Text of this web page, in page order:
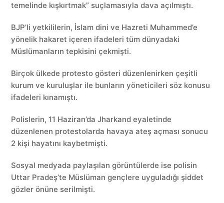
temelinde kışkırtmak” suçlamasıyla dava açılmıştı.
BJP’li yetkililerin, İslam dini ve Hazreti Muhammed’e
yönelik hakaret içeren ifadeleri tüm dünyadaki
Müslümanların tepkisini çekmişti.
Birçok ülkede protesto gösteri düzenlenirken çeşitli
kurum ve kuruluşlar ile bunların yöneticileri söz konusu
ifadeleri kınamıştı.
Polislerin, 11 Haziran’da Jharkand eyaletinde
düzenlenen protestolarda havaya ateş açması sonucu
2 kişi hayatını kaybetmişti.
Sosyal medyada paylaşılan görüntülerde ise polisin
Uttar Pradeş’te Müslüman gençlere uyguladığı şiddet
gözler önüne serilmişti.